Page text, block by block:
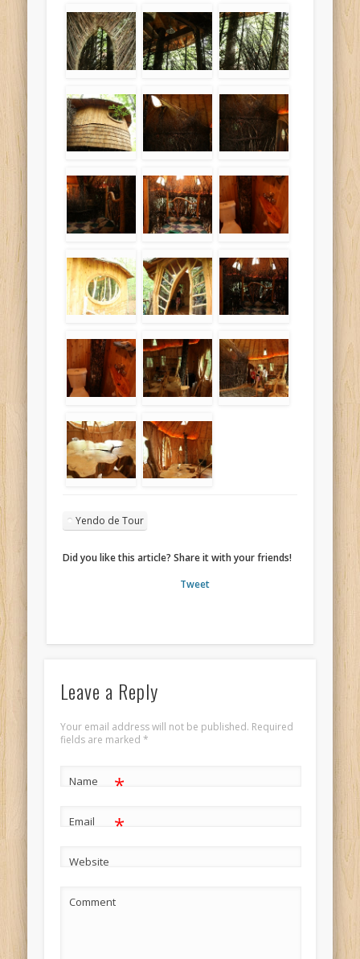
Yendo de Tour
Did you like this article? Share it with your friends!
Tweet
Leave a Reply
Your email address will not be published. Required
fields are marked*
Name *
Email *
Website
Comment